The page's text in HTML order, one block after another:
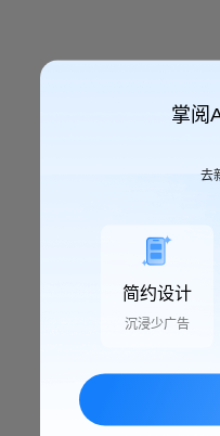
掌阅
去
简约设计
沉浸少广告